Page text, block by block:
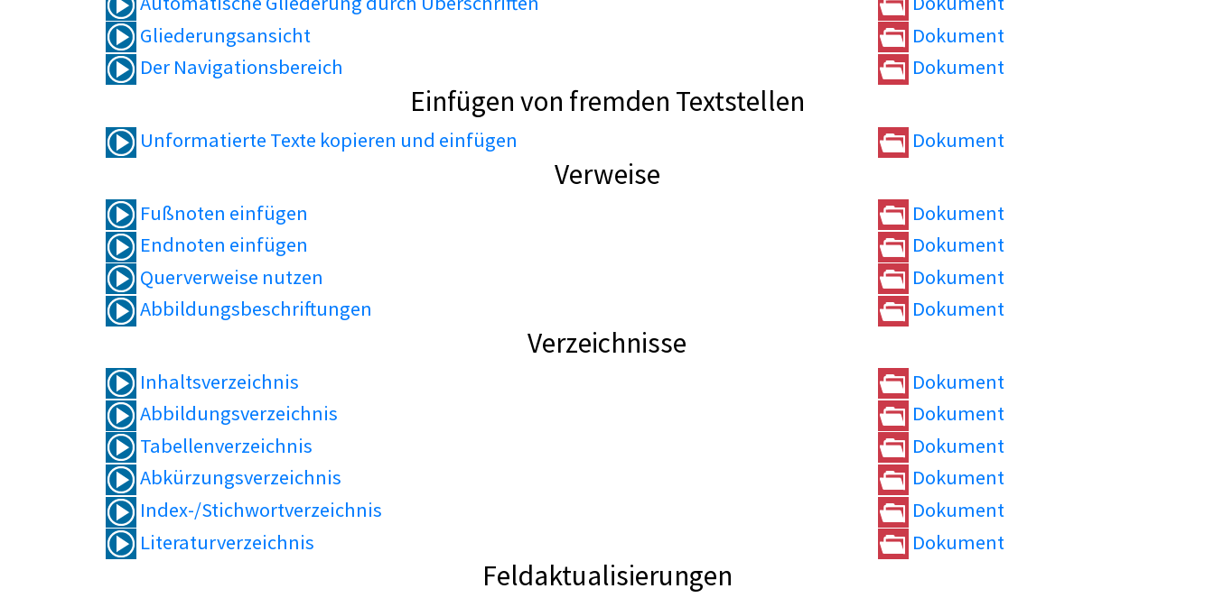
Gliederungsansicht
Dokument
Der Navigationsbereich
Dokument
Einfügen von fremden Textstellen
Unformatierte Texte kopieren und einfügen Dokument
Verweise
Fußnoten einfügen
Dokument
Endnoten einfügen
Dokument
Querverweise nutzen
Dokument
Abbildungsbeschriftungen
Dokument
Verzeichnisse
Inhaltsverzeichnis
Dokument
Abbildungsverzeichnis
Dokument
Tabellenverzeichnis
Dokument
Abkürzungsverzeichnis
Dokument
Index-/Stichwortverzeichnis
Dokument
Literaturverzeichnis
Dokument
Feldaktualisierungen